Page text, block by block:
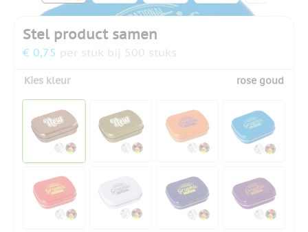
Stel product samen
€ 0,75 per stuk bij 500 stuks
Kies kleur rose goud